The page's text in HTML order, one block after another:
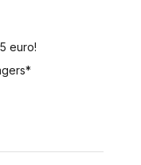
euro!